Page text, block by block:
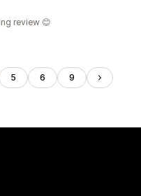
review 😊
5 6 9